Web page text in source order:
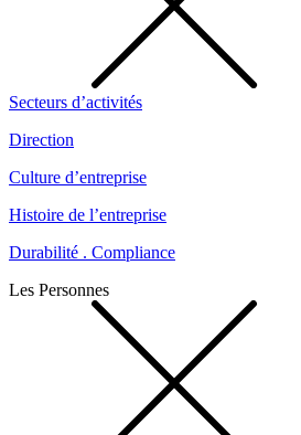
Secteurs d’activités
Direction
Culture d’entreprise
Histoire de l’entreprise
Durabilité . Compliance
Les Personnes